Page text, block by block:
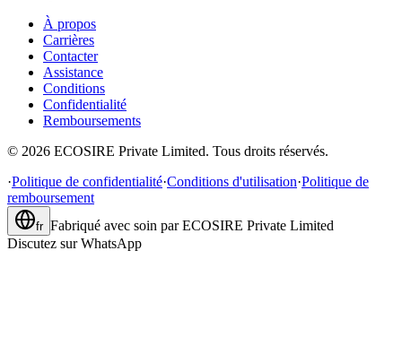
À propos
Carrières
Contacter
Assistance
Conditions
Confidentialité
Remboursements
© 2026 ECOSIRE Private Limited. Tous droits réservés.
·Politique de confidentialité·Conditions d'utilisation·Politique de
remboursement
fr Fabriqué avec soin par ECOSIRE Private Limited
Discutez sur WhatsApp